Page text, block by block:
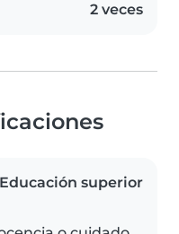
2 veces
Educación superior